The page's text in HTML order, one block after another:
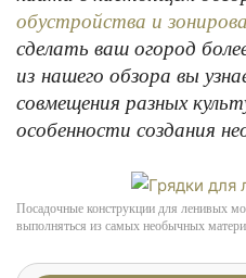
обустройства и
сделать ваш огород
из нашего обзора вы
совмещения разных
особенности создания
Посадочные конструкции для ленивых
выполняться из самых необычных